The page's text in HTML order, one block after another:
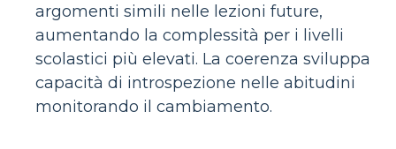
argomenti simili nelle lezioni future,
aumentando la complessità per i livelli
scolastici più elevati. La coerenza sviluppa
capacità di introspezione nelle abitudini
monitorando il cambiamento.